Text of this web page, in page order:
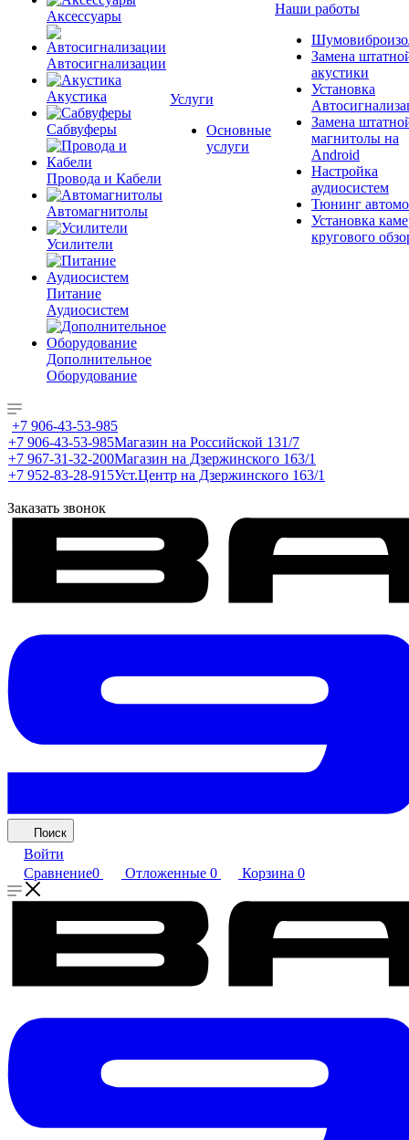
Аксессуары
Автосигнализации
Акустика
Сабвуферы
Провода и Кабели
Автомагнитолы
Усилители
Питание
Аудиосистем
Дополнительное
Оборудование
Услуги
Основные
услуги
Наши работы
Замена
акустики
Установка
Замена
магнитолы на
Android
Настройка
аудиосистем
Тюнинг
Установка
кругового
+7 906-43-53-985
+7 906-43-53-985Магазин на Российской 131/7
+7 967-31-32-200Магазин на Дзержинского 163/1
+7 952-83-28-915Уст.Центр на Дзержинского 163/1
Заказать звонок
Поиск
Войти
Сравнение0 Отложенные 0 Корзина 0